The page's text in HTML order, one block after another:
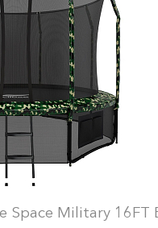
Space Military 16FT